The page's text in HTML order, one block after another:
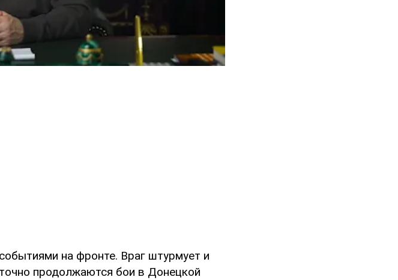
на фронте. Враг штурмует и
продолжаются бои в Донецкой